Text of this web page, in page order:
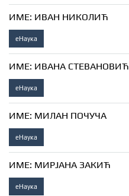
ИМЕ: ИВАН НИКОЛИЋ
еНаука
ИМЕ: ИВАНА СТЕВАНОВИЋ
еНаука
ИМЕ: МИЛАН ПОЧУЧА
еНаука
ИМЕ: МИРЈАНА ЗАКИЋ
еНаука